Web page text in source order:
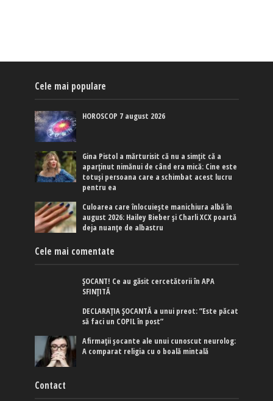
Cele mai populare
HOROSCOP 7 august 2026
Gina Pistol a mărturisit că nu a simțit că a
aparținut nimănui de când era mică: Cine este
totuși persoana care a schimbat acest lucru
pentru ea
Culoarea care înlocuiește manichiura albă în
august 2026: Hailey Bieber și Charli XCX poartă
deja nuanțe de albastru
Cele mai comentate
ȘOCANT! Ce au găsit cercetătorii în APA
SFINȚITĂ
DECLARAȚIA ȘOCANTĂ a unui preot: ”Este păcat
să faci un COPIL în post”
Afirmaţii şocante ale unui cunoscut neurolog:
A comparat religia cu o boală mintală
Contact